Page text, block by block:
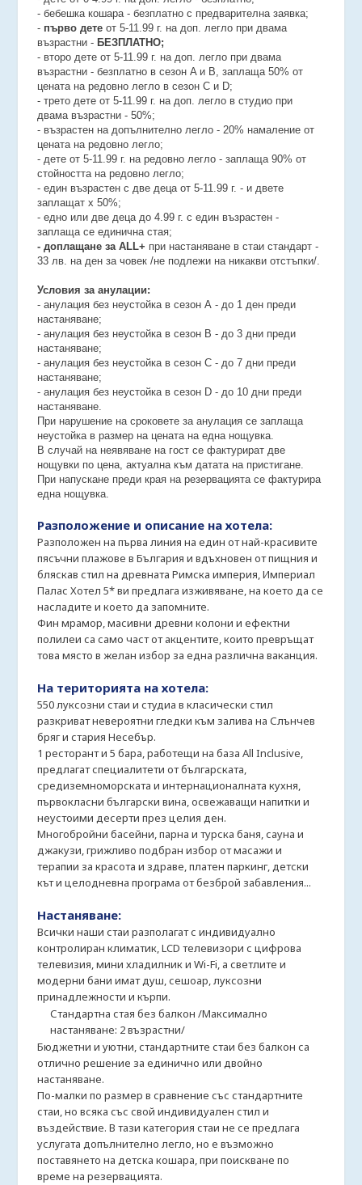
- бебешка кошара - безплатно с предварителна заявка;
- първо дете от 5-11.99 г. на доп. легло при двама
възрастни - БЕЗПЛАТНО;
- второ дете от 5-11.99 г. на доп. легло при двама
възрастни - безплатно в сезон A и B, заплаща 50% от
цената на редовно легло в сезон C и D;
- трето дете от 5-11.99 г. на доп. легло в студио при
двама възрастни - 50%;
- възрастен на допълнително легло - 20% намаление от
цената на редовно легло;
- дете от 5-11.99 г. на редовно легло - заплаща 90% от
стойността на редовно легло;
- един възрастен с две деца от 5-11.99 г. - и двете
заплащат х 50%;
- едно или две деца до 4.99 г. с един възрастен -
заплаща се единична стая;
- доплащане за ALL+ при настаняване в стаи стандарт -
33 лв. на ден за човек /не подлежи на никакви отстъпки/.
Условия за анулации:
- анулация без неустойка в сезон А - до 1 ден преди
настаняване;
- анулация без неустойка в сезон В - до 3 дни преди
настаняване;
- анулация без неустойка в сезон С - до 7 дни преди
настаняване;
- анулация без неустойка в сезон D - до 10 дни преди
настаняване.
При нарушение на сроковете за анулация се заплаща
неустойка в размер на цената на една нощувка.
В случай на неявяване на гост се фактурират две
нощувки по цена, актуална към датата на пристигане.
При напускане преди края на резервацията се фактурира
една нощувка.
Разположение и описание на хотела:
Разположен на първа линия на един от най-красивите
пясъчни плажове в България и вдъхновен от пищния и
бляскав стил на древната Римска империя, Империал
Палас Хотел 5* ви предлага изживяване, на което да се
насладите и което да запомните.
Фин мрамор, масивни древни колони и ефектни
полилеи са само част от акцентите, които превръщат
това място в желан избор за една различна ваканция.
На територията на хотела:
550 луксозни стаи и студиа в класически стил
разкриват невероятни гледки към залива на Слънчев
бряг и стария Несебър.
1 ресторант и 5 бара, работещи на база All Inclusive,
предлагат специалитети от българската,
средиземноморската и интернационалната кухня,
първокласни български вина, освежаващи напитки и
неустоими десерти през целия ден.
Многобройни басейни, парна и турска баня, сауна и
джакузи, грижливо подбран избор от масажи и
терапии за красота и здраве, платен паркинг, детски
кът и целодневна програма от безброй забавления...
Настаняване:
Всички наши стаи разполагат с индивидуално
контролиран климатик, LCD телевизори с цифрова
телевизия, мини хладилник и Wi-Fi, а светлите и
модерни бани имат душ, сешоар, луксозни
принадлежности и кърпи.
Стандартна стая без балкон /Максимално
настаняване: 2 възрастни/
Бюджетни и уютни, стандартните стаи без балкон са
отлично решение за единично или двойно
настаняване.
По-малки по размер в сравнение със стандартните
стаи, но всяка със свой индивидуален стил и
въздействие. В тази категория стаи не се предлага
услугата допълнително легло, но е възможно
поставянето на детска кошара, при поискване по
време на резервацията.